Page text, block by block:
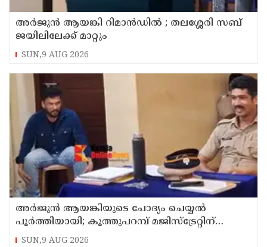
അര്‍ജുന്‍ ആയങ്കി റിമാന്‍ഡില്‍ ; തലശ്ശേരി സബ്
ജയിലിലേക്ക് മാറ്റും
SUN,9 AUG 2026
അര്‍ജുന്‍ ആയങ്കിയുടെ ചോദ്യം ചെയ്യല്‍
പൂര്‍ത്തിയായി; കൂത്തുപറമ്പ് മജിസ്ട്രേറ്റിന്
മുൻപില്‍ ഹാജരാക്കും
SUN,9 AUG 2026